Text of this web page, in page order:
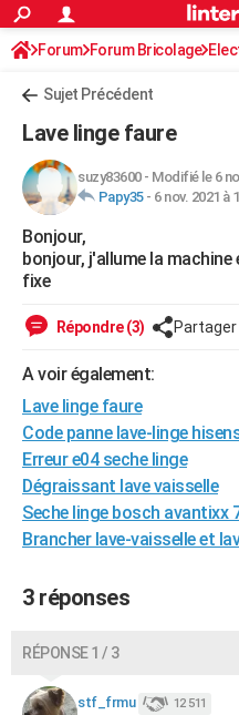
ACTUALITÉS
Politique
Société
Faits Divers
Education
Monde
Villes
+
FINANCE
Retraite
Impôts
Epargne
Immobilier
Risques naturels par ville
Banque
Assurance
Crédit
AUTO
Essais
Réserver un essai
Citadines
Berlines
SUV
Forum auto
+HIGH-TECH
Mobiles
Meilleur smartphone
Internet
Ordinateurs
Jeux vidéo
Guide high-tech
+
Forum
Aménagement intérieur
Extérieur
Cuisine
Salle de bains
Jardinage
Rangement
WEEK-END
Guides de France
Escapades
Patrimoine
Expositions
Musées
Week-end nature
+LIFESTYLE
Art de vivre
Bien-être
Loisirs
Mode
Modes de vie
SANTE
Alimentation
Guide de la santé
Maladies
Médicaments
Sommeil
VOYAGE
Destinations
City break
Voyage nature
Voyage de noces
Forum
Climat
+PHOTO
BONS PLANS
CARTE DE VOEUX
Carte de Noël
Carte Bonne année
Carte Saint-Valentin
Carte Pâques
Carte d'anniversaire
DICTIONNAIRE
Forum Forum Bricolage
Sujet Précédent
Lave linge faure
suzy83600- Modifié le 6
Papy35- 6 nov. 2021 à
Bonjour,
bonjour, j'allume la
fixe
Répondre (3) Partager
A voir également:
Lave linge faure
Code panne lave-linge
Erreur e04 seche linge
Dégraissant lave vaisselle
Seche linge bosch avantixx
Brancher lave-vaisselle et
3 réponses
RÉPONSE 1 / 3
stf_frmu 12 511